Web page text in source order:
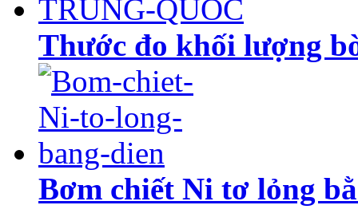
Thước đo khối lượng
Bơm chiết Ni tơ lỏng